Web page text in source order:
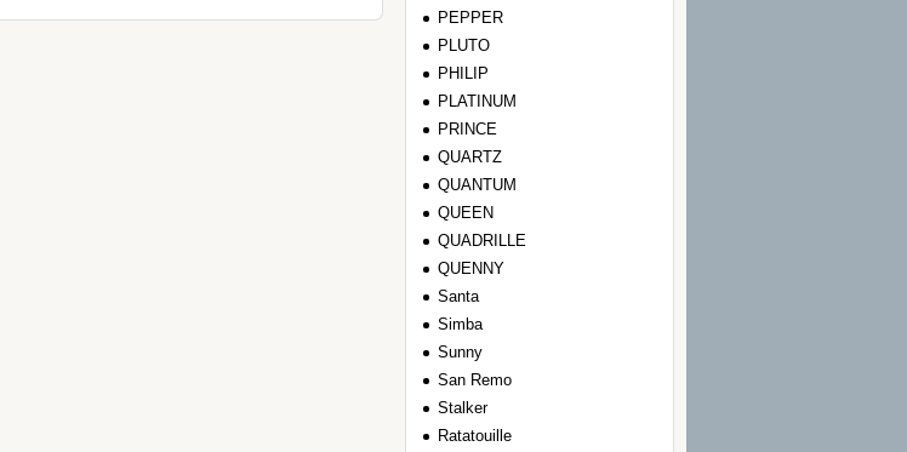
PEPPER
PLUTO
PHILIP
PLATINUM
PRINCE
QUARTZ
QUANTUM
QUEEN
QUADRILLE
QUENNY
Santa
Simba
Sunny
San Remo
Stalker
Ratatouille